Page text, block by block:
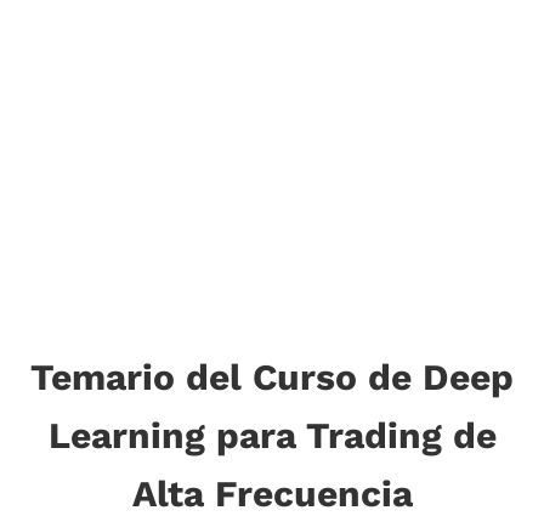
Temario del Curso de Deep
Learning para Trading de
Alta Frecuencia